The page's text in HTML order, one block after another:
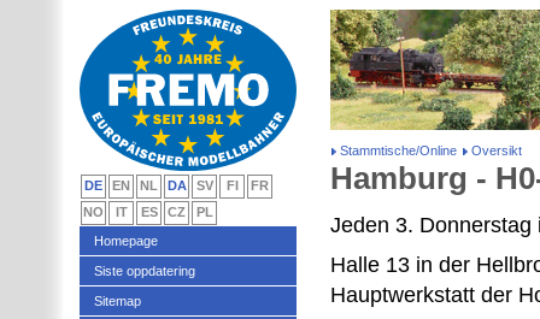
Stammtische/Online Oversikt
Hamburg -
Jeden 3.
Halle 13 in der
Hauptwerkstatt der
DE EN NL DA SV FI
FR
NO
IT ES CZ
PL
Homepage
Siste oppdatering
Sitemap